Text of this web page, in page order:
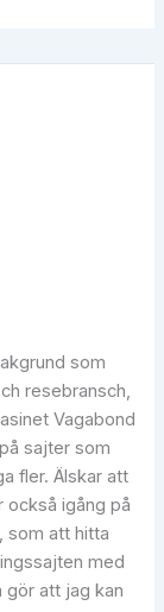
som
resebransch,
Vagabond
sajter som
fler. Älskar att
också igång på
som att hitta
med
gör att jag kan